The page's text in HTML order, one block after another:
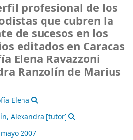
profesional de los
que cubren la
de sucesos en los
editados en Caracas
Elena Ravazzoni
Ranzolín de Marius
Elena
Alexandra [tutor]
mayo 2007